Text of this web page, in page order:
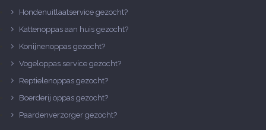
Hondenuitlaatservice gezocht?
Kattenoppas aan huis gezocht?
Konijnenoppas gezocht?
Vogeloppas service gezocht?
Reptielenoppas gezocht?
Boerderij oppas gezocht?
Paardenverzorger gezocht?